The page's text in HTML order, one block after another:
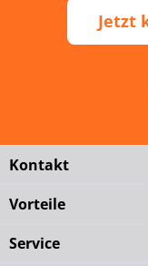
Jetzt
Kontakt
Vorteile
Service